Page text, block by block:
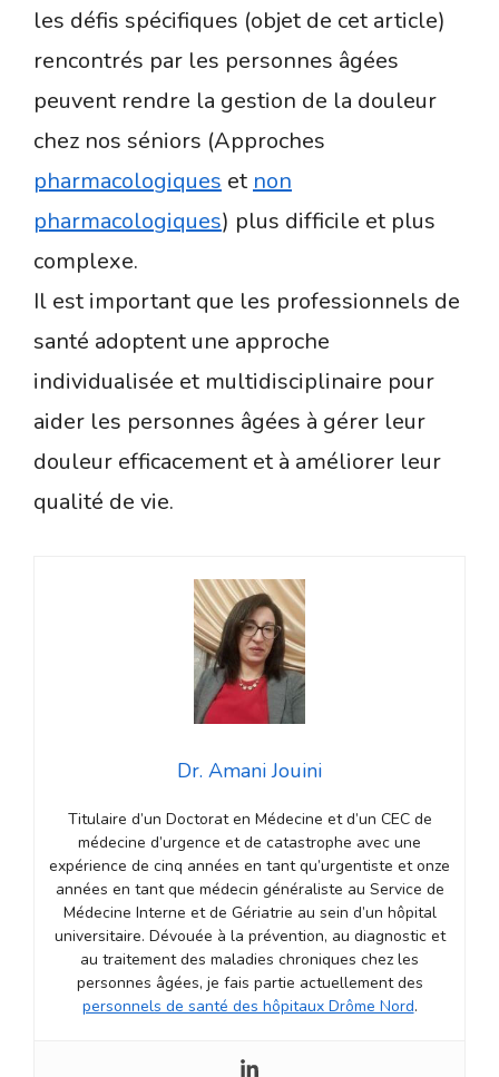
les défis spécifiques (objet de cet article)
rencontrés par les personnes âgées
peuvent rendre la gestion de la douleur
chez nos séniors (Approches
pharmacologiques et non
pharmacologiques) plus difficile et plus
complexe.
Il est important que les professionnels de
santé adoptent une approche
individualisée et multidisciplinaire pour
aider les personnes âgées à gérer leur
douleur efficacement et à améliorer leur
qualité de vie.
Dr. Amani Jouini
Titulaire d’un Doctorat en Médecine et d’un CEC de
médecine d’urgence et de catastrophe avec une
expérience de cinq années en tant qu’urgentiste et onze
années en tant que médecin généraliste au Service de
Médecine Interne et de Gériatrie au sein d’un hôpital
universitaire. Dévouée à la prévention, au diagnostic et
au traitement des maladies chroniques chez les
personnes âgées, je fais partie actuellement des
personnels de santé des hôpitaux Drôme Nord.